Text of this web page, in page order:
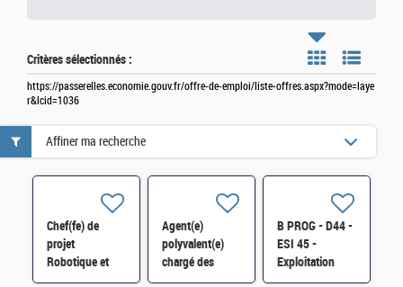
Critères sélectionnés :
https://passerelles.economie.gouv.fr/offre-de-emploi/liste-offres.aspx?mode=laye
r&lcid=1036
Chef(fe) de
projet
Robotique et
Industrie du
Agent(e)
polyvalent(e)
chargé des
fonctions de
B PROG - D44 -
ESI 45 -
Exploitation
applicative H/F
Affiner ma recherche